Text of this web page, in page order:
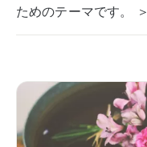
ためのテーマです。 ＞